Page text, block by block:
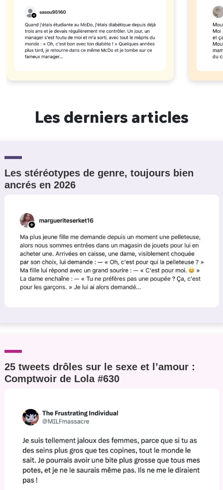
Les derniers articles
Les stéréotypes de genre, toujours bien
ancrés en 2026
25 tweets drôles sur le sexe et l’amour :
Comptwoir de Lola #630